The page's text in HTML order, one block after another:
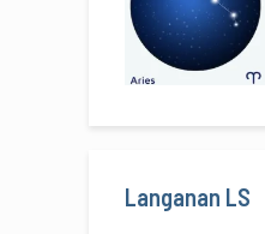
Langanan LS